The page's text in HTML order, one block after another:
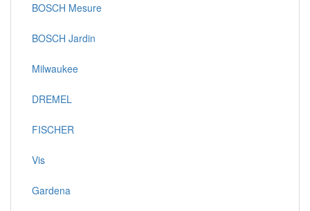
BOSCH Mesure
BOSCH Jardin
Milwaukee
DREMEL
FISCHER
Vis
Gardena